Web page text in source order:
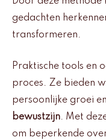
gedachten
transformeren.
Praktische tools en
proces. Ze bieden
persoonlijke groei
bewustzijn. Met
om beperkende